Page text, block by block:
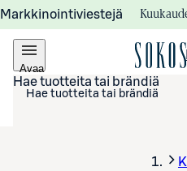
Markkinointiviestejä
Avaa
valikko
Hae tuotteita tai brändiä